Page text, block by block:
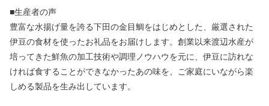
■生産者の声
豊富な水揚げ量を誇る下田の金目鯛をはじめとした、厳選された
伊豆の食材を使ったお礼品をお届けします。創業以来渡辺水産が
培ってきた鮮魚の加工技術や調理ノウハウを元に、伊豆に訪れな
ければ食することができなかったあの味を、ご家庭にいながら楽
しめる製品を生み出しています。